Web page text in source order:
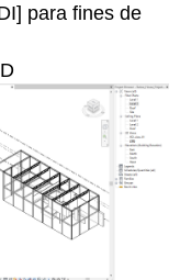
para fines de